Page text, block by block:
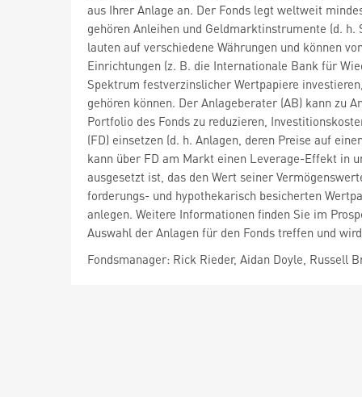
aus Ihrer Anlage an. Der Fonds legt weltweit
gehören Anleihen und Geldmarktinstrumente (d.
lauten auf verschiedene Währungen und können
Einrichtungen (z. B. die Internationale Bank für
Spektrum festverzinslicher Wertpapiere
gehören können. Der Anlageberater (AB) kann zu
Portfolio des Fonds zu reduzieren,
(FD) einsetzen (d. h. Anlagen, deren Preise auf
kann über FD am Markt einen Leverage-Effekt in
ausgesetzt ist, das den Wert seiner
forderungs- und hypothekarisch besicherten
anlegen. Weitere Informationen finden Sie im
Auswahl der Anlagen für den Fonds treffen und
Fondsmanager: Rick Rieder, Aidan Doyle, Russell